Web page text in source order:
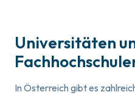
Universitäten
In Österreich gibt es